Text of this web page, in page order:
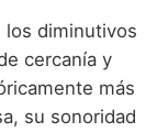
los diminutivos
cercanía y
más
su sonoridad